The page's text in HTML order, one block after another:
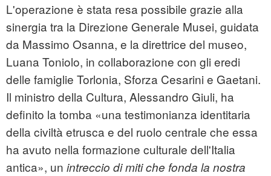
L'operazione è stata resa possibile grazie alla
sinergia tra la Direzione Generale Musei, guidata
da Massimo Osanna, e la direttrice del museo,
Luana Toniolo, in collaborazione con gli eredi
delle famiglie Torlonia, Sforza Cesarini e Gaetani.
Il ministro della Cultura, Alessandro Giuli, ha
definito la tomba «una testimonianza identitaria
della civiltà etrusca e del ruolo centrale che essa
ha avuto nella formazione culturale dell'Italia
antica», un intreccio di miti che fonda la nostra